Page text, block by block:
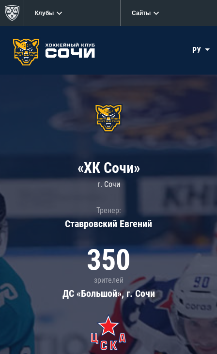
Клубы Сайты
РУ
«ХК Сочи»
г. Сочи
Тренер:
Ставровский Евгений
350
зрителей
ДС «Большой», г. Сочи